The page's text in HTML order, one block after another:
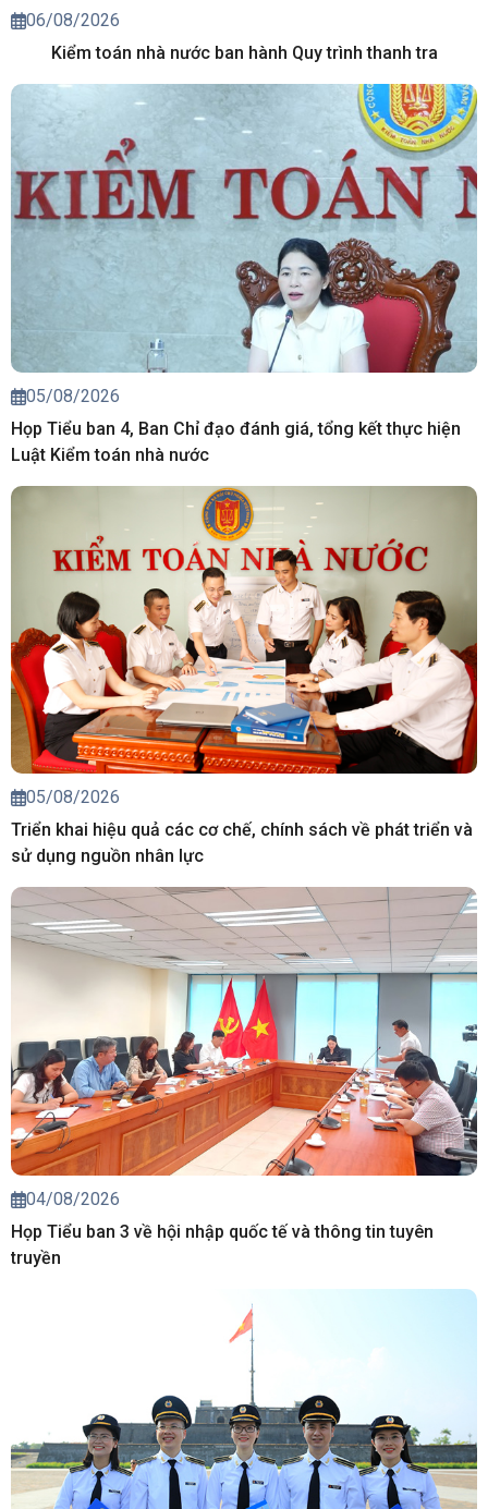
06/08/2026
Kiểm toán nhà nước ban hành Quy trình thanh tra
05/08/2026
Họp Tiểu ban 4, Ban Chỉ đạo đánh giá, tổng kết thực hiện
Luật Kiểm toán nhà nước
05/08/2026
Triển khai hiệu quả các cơ chế, chính sách về phát triển và
sử dụng nguồn nhân lực
04/08/2026
Họp Tiểu ban 3 về hội nhập quốc tế và thông tin tuyên
truyền